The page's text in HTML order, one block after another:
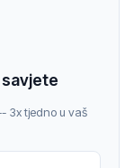
3x tjedno u vaš